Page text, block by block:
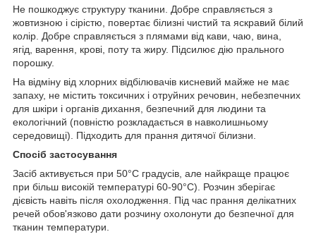
Не пошкоджує структуру тканини. Добре справляється з
жовтизною і сірістю, повертає білизні чистий та яскравий білий
колір. Добре справляється з плямами від кави, чаю, вина,
ягід, варення, крові, поту та жиру. Підсилює дію прального
порошку.
На відміну від хлорних відбілювачів кисневий майже не має
запаху, не містить токсичних і отруйних речовин, небезпечних
для шкіри і органів дихання, безпечний для людини та
екологічний (повністю розкладається в навколишньому
середовищі). Підходить для прання дитячої білизни.
Спосіб застосування
Засіб активується при 50°С градусів, але найкраще працює
при більш високій температурі 60-90°С). Розчин зберігає
дієвість навіть після охолодження. Під час прання делікатних
речей обов'язково дати розчину охолонути до безпечної для
тканин температури.